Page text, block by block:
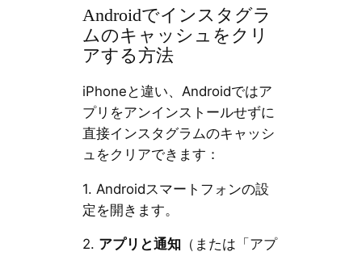
Androidでインスタグラ
ムのキャッシュをクリ
アする方法
iPhoneと違い、Androidではア
プリをアンインストールせずに
直接インスタグラムのキャッシ
ュをクリアできます：
1. Androidスマートフォンの設
定を開きます。
2. アプリと通知 （または「アプ